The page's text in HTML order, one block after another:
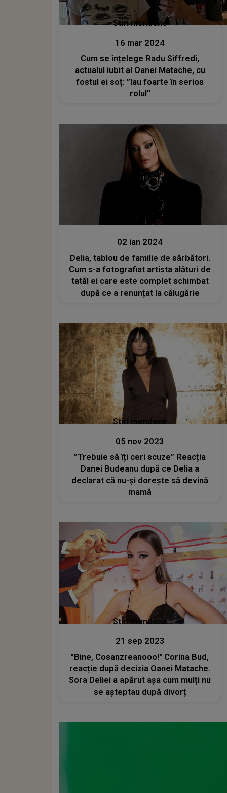
Stiri mondene
16 mar 2024
Cum se înțelege Radu Siffredi,
actualul iubit al Oanei Matache, cu
fostul ei soț: ”Iau foarte în serios
rolul”
Stiri mondene
02 ian 2024
Delia, tablou de familie de sărbători.
Cum s-a fotografiat artista alături de
tatăl ei care este complet schimbat
după ce a renunțat la călugărie
Stiri mondene
05 nov 2023
”Trebuie să îți ceri scuze” Reacția
Danei Budeanu după ce Delia a
declarat că nu-și dorește să devină
mamă
Stiri mondene
21 sep 2023
"Bine, Cosanzreanooo!" Corina Bud,
reacție după decizia Oanei Matache.
Sora Deliei a apărut așa cum mulți nu
se așteptau după divorț